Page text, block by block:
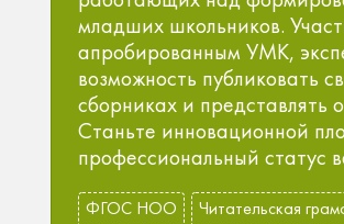
младших школьников.
апробированным УМК,
возможность публиковать
сборниках и
Станьте инновационной
профессиональный статус
ФГОС НОО Читательская